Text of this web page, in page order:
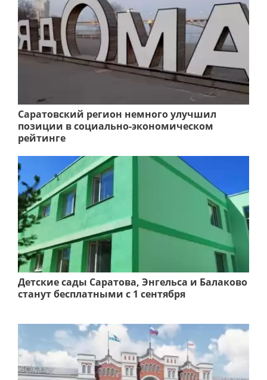
Саратовский регион немного улучшил
позиции в социально-экономическом
рейтинге
Детские сады Саратова, Энгельса и Балаково
станут бесплатными с 1 сентября